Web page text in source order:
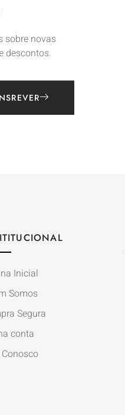
sobre novas
descontos.
Inicial
Somos
Segura
conta